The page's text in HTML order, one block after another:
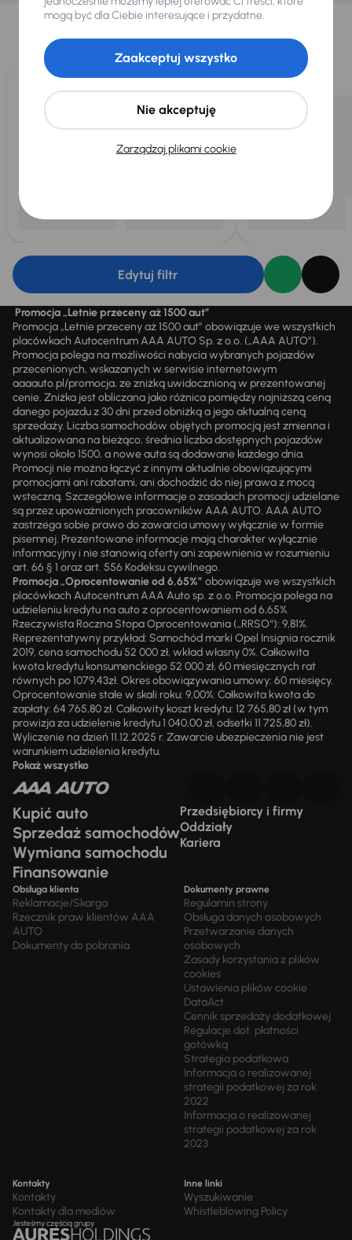
Wybraliśmy dla Ciebie
Wybieramy dla Ciebienajlepsze pojazdyz naszej oferty. Kupimy
dla Ciebiedo 400 pojazdówkażdego dnia.
Edytuj filtr
Promocja „Letnie przeceny aż 1500 aut”
Promocja „Letnie przeceny aż 1500 aut” obowiązuje we wszystkich
placówkach Autocentrum AAA AUTO Sp. z o.o. („AAA AUTO”).
Promocja polega na możliwości nabycia wybranych pojazdów
przecenionych, wskazanych w serwisie internetowym
aaaauto.pl/promocja, ze zniżką uwidocznioną w prezentowanej
cenie. Zniżka jest obliczana jako różnica pomiędzy najniższą ceną
danego pojazdu z 30 dni przed obniżką a jego aktualną ceną
sprzedaży. Liczba samochodów objętych promocją jest zmienna i
aktualizowana na bieżąco; średnia liczba dostępnych pojazdów
wynosi około 1500, a nowe auta są dodawane każdego dnia.
Promocji nie można łączyć z innymi aktualnie obowiązującymi
promocjami ani rabatami, ani dochodzić do niej prawa z mocą
wsteczną. Szczegółowe informacje o zasadach promocji udzielane
są przez upoważnionych pracowników AAA AUTO. AAA AUTO
zastrzega sobie prawo do zawarcia umowy wyłącznie w formie
pisemnej. Prezentowane informacje mają charakter wyłącznie
informacyjny i nie stanowią oferty ani zapewnienia w rozumieniu
art. 66 § 1 oraz art. 556 Kodeksu cywilnego.
Promocja „Oprocentowanie od 6,65%” obowiązuje we wszystkich
placówkach Autocentrum AAA Auto sp. z o.o. Promocja polega na
udzieleniu kredytu na auto z oprocentowaniem od 6,65%.
Rzeczywista Roczna Stopa Oprocentowania („RRSO“): 9,81%.
Reprezentatywny przykład: Samochód marki Opel Insignia rocznik
2019, cena samochodu 52 000 zł, wkład własny 0%. Całkowita
kwota kredytu konsumenckiego 52 000 zł, 60 miesięcznych rat
równych po 1079,43zł. Okres obowiązywania umowy: 60 miesięcy.
Oprocentowanie stałe w skali roku: 9,00%. Całkowita kwota do
zapłaty: 64 765,80 zł. Całkowity koszt kredytu: 12 765,80 zł (w tym
prowizja za udzielenie kredytu 1 040,00 zł, odsetki 11 725,80 zł).
Wyliczenie na dzień 11.12.2025 r. Zawarcie ubezpieczenia nie jest
warunkiem udzielenia kredytu.
Pokaż wszystko
Kupić auto
Sprzedaż samochodów
Wymiana samochodu
Finansowanie
Przedsiębiorcy i firmy
Oddziały
Kariera
Obsługa klienta
Reklamacje/Skarga
Rzecznik praw klientów AAA
AUTO
Dokumenty do pobrania
Dokumenty prawne
Regulamin strony
Obsługa danych osobowych
Przetwarzanie danych
osobowych
Zasady korzystania z plików
cookies
Ustawienia plików cookie
DataAct
Cennik sprzedaży dodatkowej
Regulacje dot. płatności
gotówką
Strategia podatkowa
Informacja o realizowanej
strategii podatkowej za rok
2022
Informacja o realizowanej
strategii podatkowej za rok
2023
Kontakty
Kontakty
Kontakty dla mediów
Inne linki
Wyszukiwanie
Whistleblowing Policy
Jesteśmy częścią grupy
mogą być dla Ciebie interesujące i przydatne.
Zarządzaj plikami cookie
Nie akceptuję
Zaakceptuj wszystko